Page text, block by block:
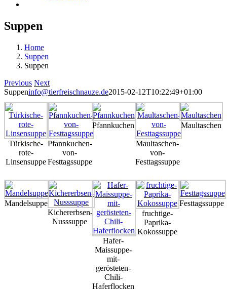
Suppen
Home
Suppen
Suppen
Previous Next
Suppeninfo@tierfreischnauze.de2015-02-12T10:22:49+01:00
Türkische-
rote-
Linsensuppe
Pfannkuchen-
von-
Festtagssuppe
Pfannkuchen
Maultaschen-
von-
Festtagssuppe
Maultaschen
Mandelsuppe
Kichererbsen-
Nusssuppe
Hafer-
Maissuppe-
mit-
gerösteten-
Chili-
Haferflocken
fruchtige-
Paprika-
Kokossuppe
Festtagssuppe